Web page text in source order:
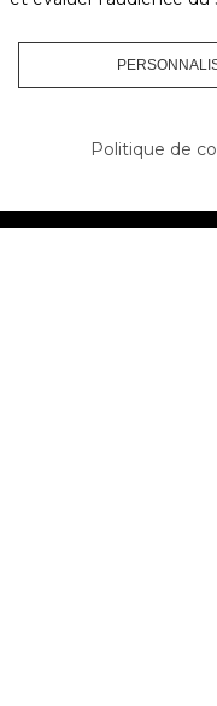
Chemin de la Crétaux
1196 Gland
Politique de